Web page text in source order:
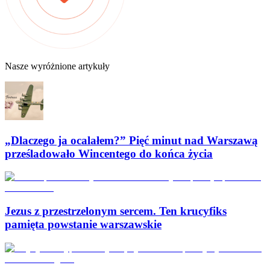
Nasze wyróżnione artykuły
„Dlaczego ja ocalałem?” Pięć minut nad Warszawą
prześladowało Wincentego do końca życia
Jezus z przestrzelonym sercem. Ten krucyfiks
pamięta powstanie warszawskie